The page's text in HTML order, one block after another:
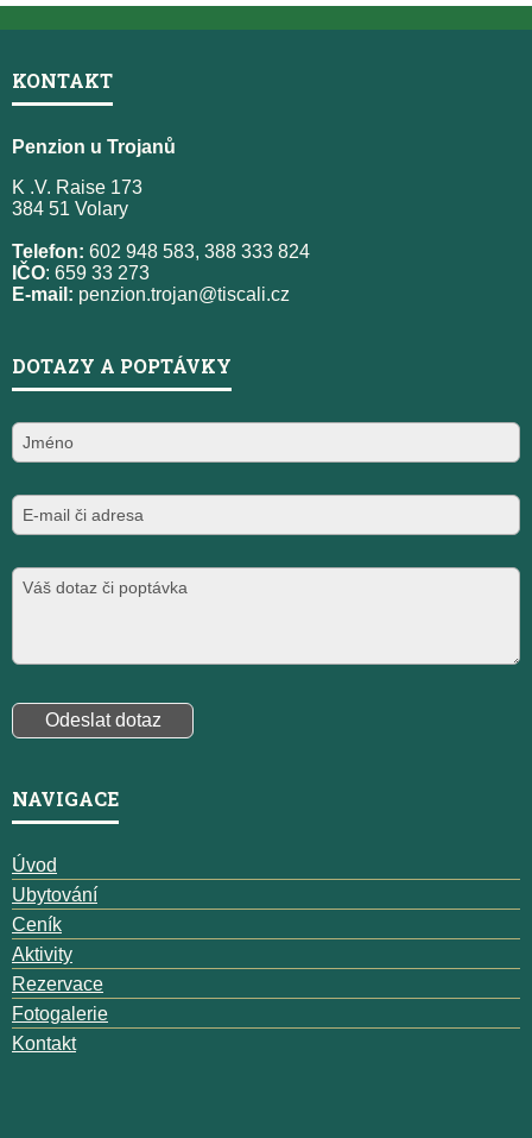
KONTAKT
Penzion u Trojanů
K .V. Raise 173
384 51 Volary
Telefon: 602 948 583, 388 333 824
IČO: 659 33 273
E-mail: penzion.trojan@tiscali.cz
DOTAZY A POPTÁVKY
NAVIGACE
Úvod
Ubytování
Ceník
Aktivity
Rezervace
Fotogalerie
Kontakt